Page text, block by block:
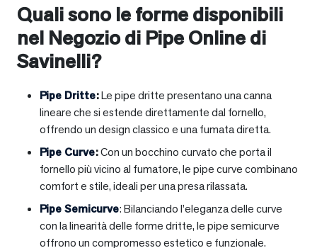
Quali sono le forme disponibili
nel Negozio di Pipe Online di
Savinelli?
Pipe Dritte:Le pipe dritte presentano una canna
lineare che si estende direttamente dal fornello,
offrendo un design classico e una fumata diretta.
Pipe Curve:Con un bocchino curvato che porta il
fornello più vicino al fumatore, le pipe curve combinano
comfort e stile, ideali per una presa rilassata.
Pipe Semicurve: Bilanciando l’eleganza delle curve
con la linearità delle forme dritte, le pipe semicurve
offrono un compromesso estetico e funzionale.